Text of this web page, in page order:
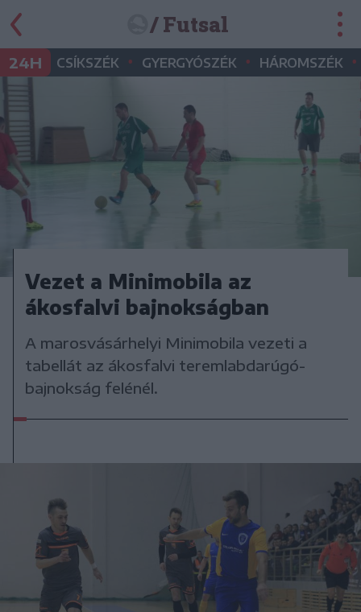
/ Futsal
24H CSÍKSZÉK • GYERGYÓSZÉK • HÁROMSZÉK •
Vezet a Minimobila az
ákosfalvi bajnokságban
A marosvásárhelyi Minimobila vezeti a
tabellát az ákosfalvi teremlabdarúgó-
bajnokság felénél.